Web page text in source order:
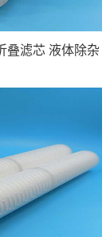
叠滤芯 液体除杂